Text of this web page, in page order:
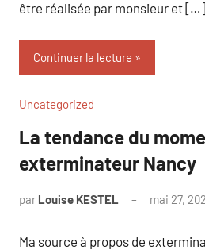
être réalisée par monsieur et […]
Continuer la lecture
Uncategorized
La tendance du
exterminateur Nancy
par Louise KESTEL mai 27,
Ma source à propos de